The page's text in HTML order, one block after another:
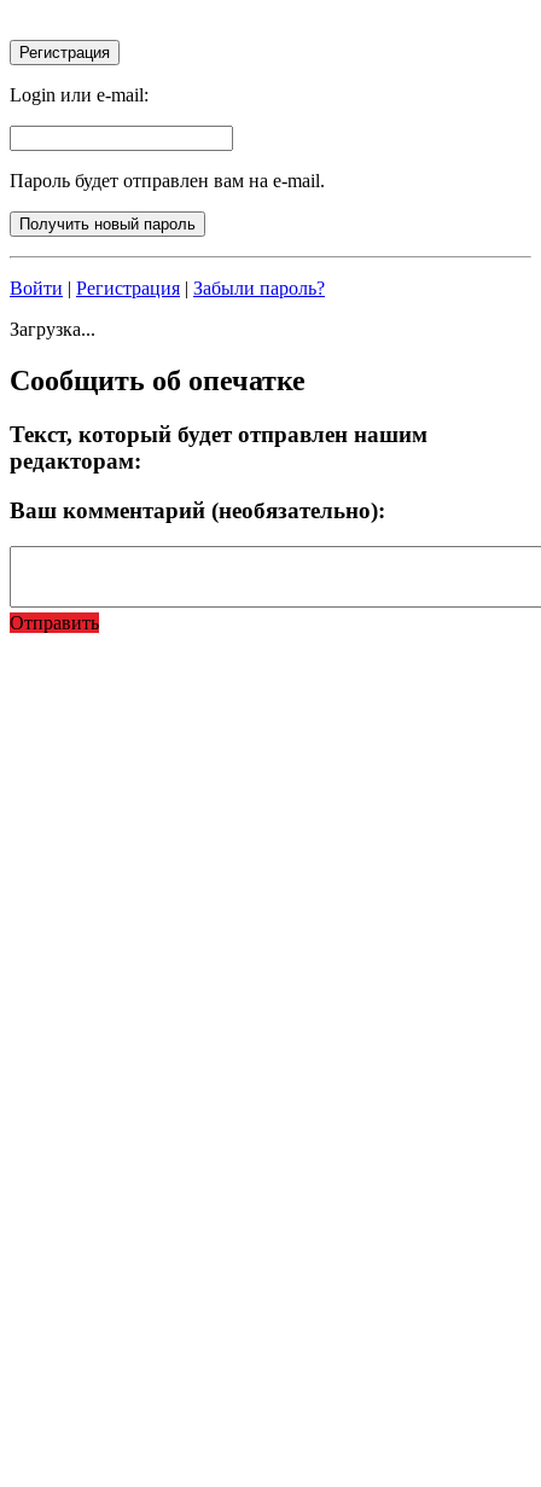
Login или e-mail:
Пароль будет отправлен вам на e-mail.
Войти | Регистрация | Забыли пароль?
Загрузка...
Сообщить об опечатке
Текст, который будет отправлен нашим
редакторам:
Ваш комментарий (необязательно):
Отправить